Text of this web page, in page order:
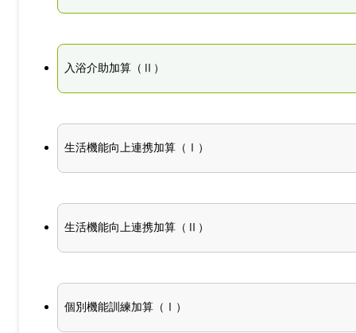
入浴介助加算（Ⅱ）
生活機能向上連携加算（Ⅰ）
生活機能向上連携加算（Ⅱ）
個別機能訓練加算（Ⅰ）